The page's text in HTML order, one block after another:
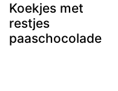
Koekjes met
restjes
paaschocolade